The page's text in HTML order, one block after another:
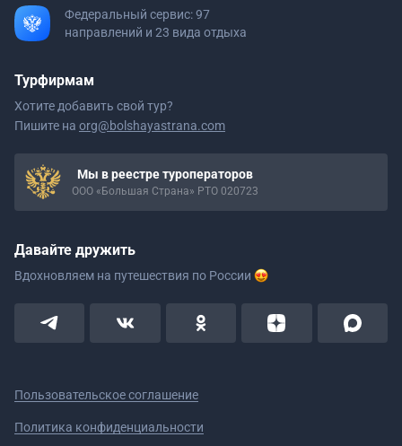
Федеральный сервис: 97
направлений и 23 вида отдыха
Турфирмам
Хотите добавить свой тур?
Пишите на org@bolshayastrana.com
Мы в реестре туроператоров
ООО «Большая Страна» РТО 020723
Давайте дружить
Вдохновляем на путешествия по России
Пользовательское соглашение
Политика конфиденциальности